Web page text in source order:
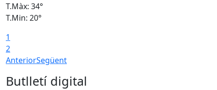
T.Màx: 34°
T.Min: 20°
1
2
AnteriorSegüent
Butlletí digital